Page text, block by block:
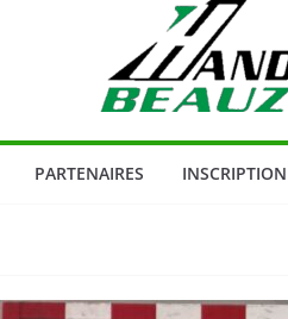
PARTENAIRES INSCRIPTION